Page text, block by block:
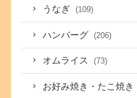
うなぎ (109)
ハンバーグ (206)
オムライス (73)
お好み焼き・たこ焼き